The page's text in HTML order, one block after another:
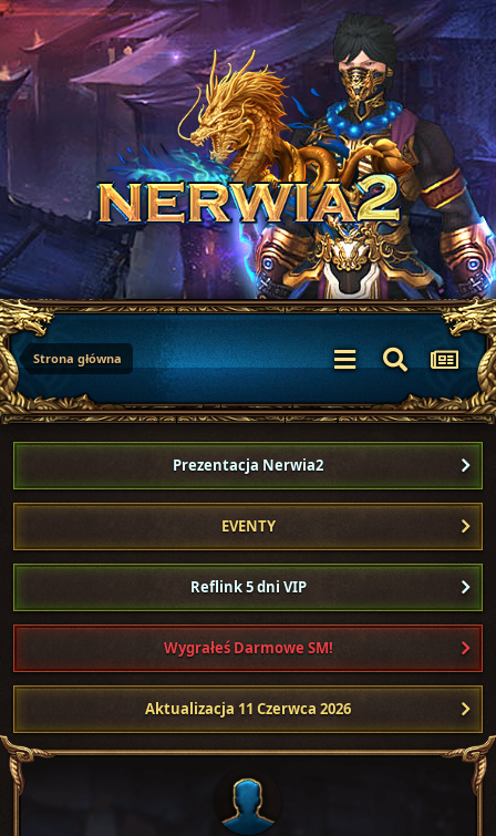
Strona główna
Prezentacja Nerwia2
EVENTY
Reflink 5 dni VIP
Wygrałeś Darmowe SM!
Aktualizacja 11 Czerwca 2026